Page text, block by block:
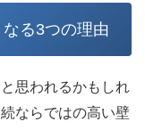
る3つの理由
思われるかもしれ
ならではの高い壁